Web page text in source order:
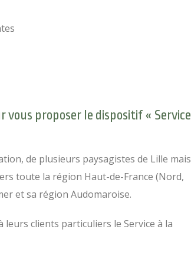
proposer le dispositif «
de plusieurs paysagistes de Lille
toute la région Haut-de-France (Nord,
et sa région Audomaroise.
clients particuliers le Service à la